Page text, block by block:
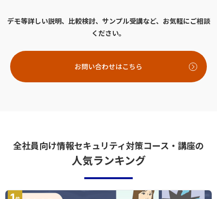
デモ等詳しい説明、比較検討、サンプル受講など、お気軽にご相談
ください。
お問い合わせはこちら
全社員向け情報セキュリティ対策コース・講座の
人気ランキング